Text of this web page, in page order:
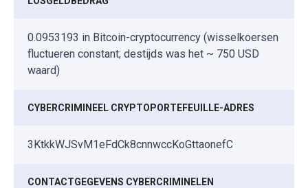
0.0953193 in Bitcoin-cryptocurrency (wisselkoersen
fluctueren constant; destijds was het ~ 750 USD
waard)
CYBERCRIMINEEL CRYPTOPORTEFEUILLE-ADRES
3KtkkWJSvM1eFdCk8cnnwccKoGttaonefC
CONTACTGEGEVENS CYBERCRIMINELEN